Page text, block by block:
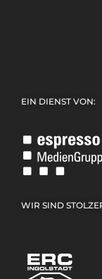
EIN DIENST VON:
WIR SIND